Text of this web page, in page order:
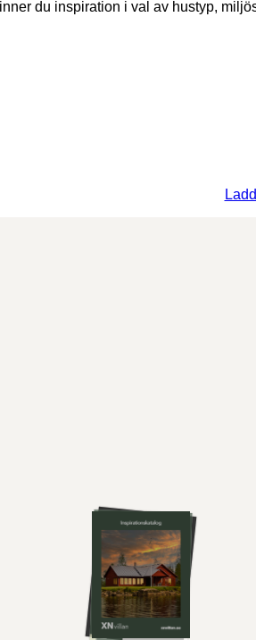
du inspiration i val av hustyp,